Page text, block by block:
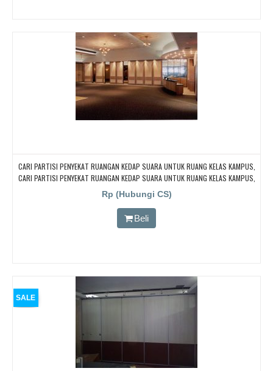
CARI PARTISI PENYEKAT RUANGAN KEDAP SUARA UNTUK RUANG KELAS KAMPUS,
CARI PARTISI PENYEKAT RUANGAN KEDAP SUARA UNTUK RUANG KELAS KAMPUS,
CARI PARTISI PENYEKAT RUANGAN KEDAP SUARA UNTUK RUANG KELAS KAMPUS,
CARI PARTISI PENYEKAT RUANGAN KEDAP SUARA UNTUK RUANG KELAS KAMPUS
Rp (Hubungi CS)
Beli
SALE